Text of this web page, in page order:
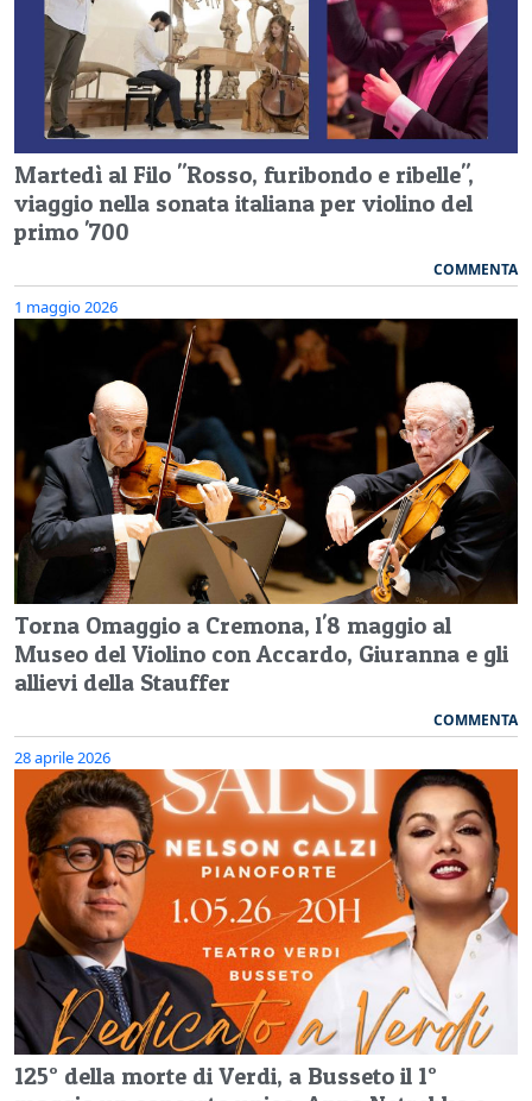
Martedì al Filo "Rosso, furibondo e ribelle",
viaggio nella sonata italiana per violino del
primo '700
COMMENTA
1 maggio 2026
Torna Omaggio a Cremona, l'8 maggio al
Museo del Violino con Accardo, Giuranna e gli
allievi della Stauffer
COMMENTA
28 aprile 2026
125° della morte di Verdi, a Busseto il 1°